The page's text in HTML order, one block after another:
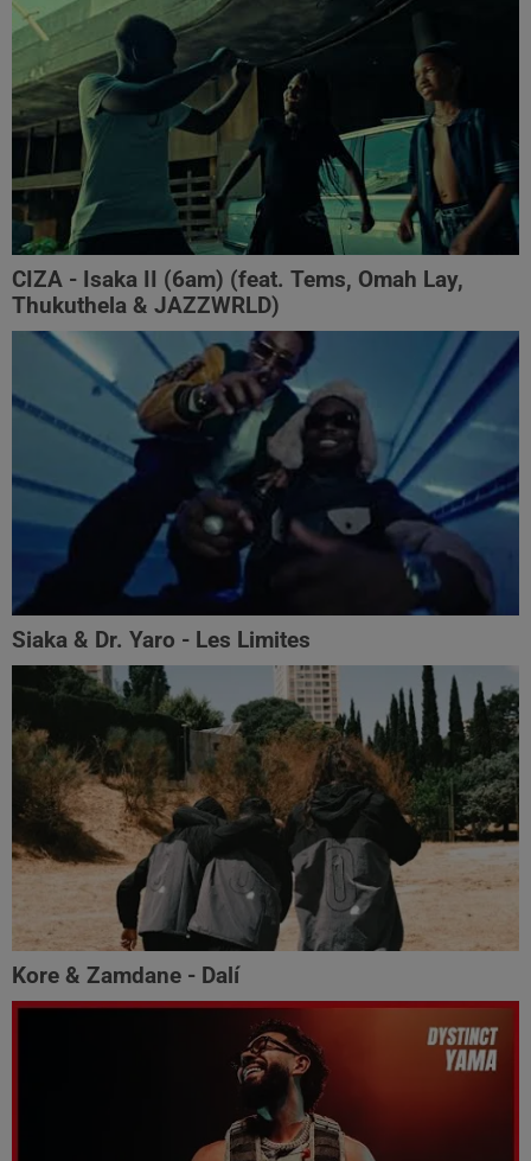
CIZA - Isaka II (6am) (feat. Tems, Omah Lay,
Thukuthela & JAZZWRLD)
Siaka & Dr. Yaro - Les Limites
Kore & Zamdane - Dalí